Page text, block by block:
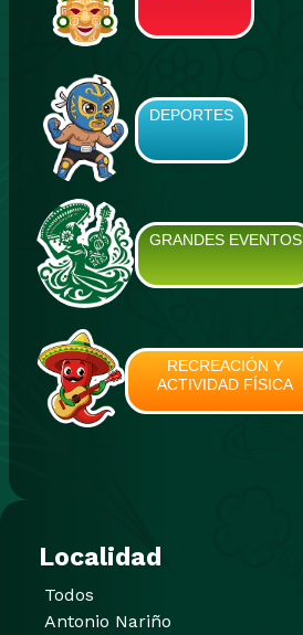
Localidad
Todos
Antonio Nariño
DEPORTES
GRANDES EVENTOS
RECREACIÓN Y
ACTIVIDAD FÍSICA